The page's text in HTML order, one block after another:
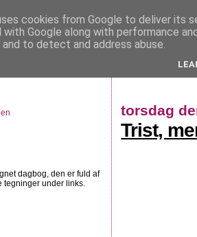
torsdag
Trist,
dagbog, den er fuld af
tegninger under links.
cookies from Google to deliver its
with Google along with performance
to detect and address abuse.